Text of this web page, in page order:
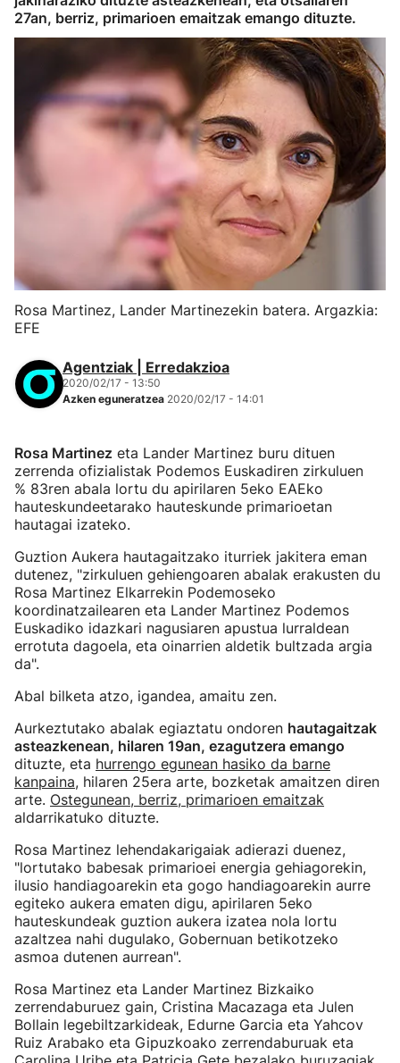
27an, berriz, primarioen emaitzak emango dituzte.
Rosa Martinez, Lander Martinezekin batera. Argazkia:
EFE
Agentziak | Erredakzioa
2020/02/17 - 13:50
Azken eguneratzea 2020/02/17 - 14:01
Rosa Martinez eta Lander Martinez buru dituen
zerrenda ofizialistak Podemos Euskadiren zirkuluen
% 83ren abala lortu du apirilaren 5eko EAEko
hauteskundeetarako hauteskunde primarioetan
hautagai izateko.
Guztion Aukera hautagaitzako iturriek jakitera eman
dutenez, "zirkuluen gehiengoaren abalak erakusten du
Rosa Martinez Elkarrekin Podemoseko
koordinatzailearen eta Lander Martinez Podemos
Euskadiko idazkari nagusiaren apustua lurraldean
errotuta dagoela, eta oinarrien aldetik bultzada argia
da".
Abal bilketa atzo, igandea, amaitu zen.
Aurkeztutako abalak egiaztatu ondoren hautagaitzak
asteazkenean, hilaren 19an, ezagutzera emango
dituzte, eta hurrengo egunean hasiko da barne
kanpaina, hilaren 25era arte, bozketak amaitzen diren
arte. Ostegunean, berriz, primarioen emaitzak
aldarrikatuko dituzte.
Rosa Martinez lehendakarigaiak adierazi duenez,
"lortutako babesak primarioei energia gehiagorekin,
ilusio handiagoarekin eta gogo handiagoarekin aurre
egiteko aukera ematen digu, apirilaren 5eko
hauteskundeak guztion aukera izatea nola lortu
azaltzea nahi dugulako, Gobernuan betikotzeko
asmoa dutenen aurrean".
Rosa Martinez eta Lander Martinez Bizkaiko
zerrendaburuez gain, Cristina Macazaga eta Julen
Bollain legebiltzarkideak, Edurne Garcia eta Yahcov
Ruiz Arabako eta Gipuzkoako zerrendaburuak eta